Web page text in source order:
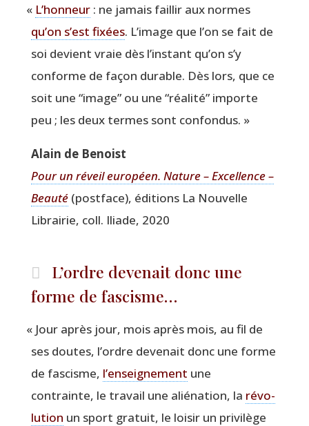
« L’honneur : ne jamais faillir aux normes
qu’on s’est fixées. L’image que l’on se fait de
soi devient vraie dès l’instant qu’on s’y
conforme de façon durable. Dès lors, que ce
soit une “image” ou une “réa­li­té” importe
peu ; les deux termes sont confondus. »
Alain de Benoist
Pour un réveil euro­péen. Nature – Excel­lence –
Beau­té(post­face), édi­tions La Nou­velle
Librai­rie, coll. Iliade, 2020
L’ordre devenait donc une
forme de fascisme…
« Jour après jour, mois après mois, au fil de
ses doutes, l’ordre deve­nait donc une forme
de fas­cisme, l’enseignement une
contrainte, le tra­vail une alié­na­tion, la révo­
lu­tion un sport gra­tuit, le loi­sir un pri­vi­lège